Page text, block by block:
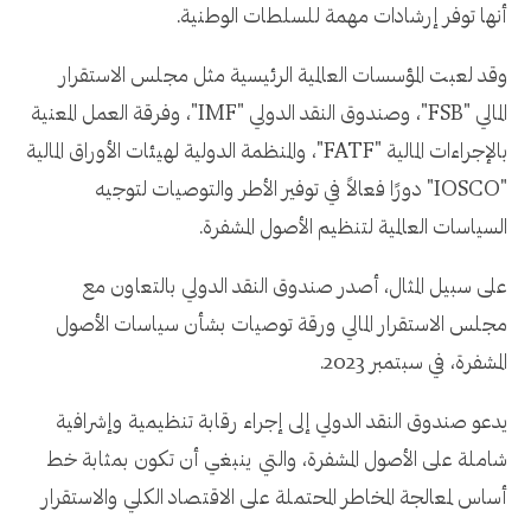
أنها توفر إرشادات مهمة للسلطات الوطنية.
وقد لعبت المؤسسات العالمية الرئيسية مثل مجلس الاستقرار
المالي "FSB"، وصندوق النقد الدولي "IMF"، وفرقة العمل المعنية
بالإجراءات المالية "FATF"، والمنظمة الدولية لهيئات الأوراق المالية
"IOSCO" دورًا فعالاً في توفير الأطر والتوصيات لتوجيه
السياسات العالمية لتنظيم الأصول المشفرة.
على سبيل المثال، أصدر صندوق النقد الدولي بالتعاون مع
مجلس الاستقرار المالي ورقة توصيات بشأن سياسات الأصول
المشفرة، في سبتمبر 2023.
يدعو صندوق النقد الدولي إلى إجراء رقابة تنظيمية وإشرافية
شاملة على الأصول المشفرة، والتي ينبغي أن تكون بمثابة خط
أساس لمعالجة المخاطر المحتملة على الاقتصاد الكلي والاستقرار